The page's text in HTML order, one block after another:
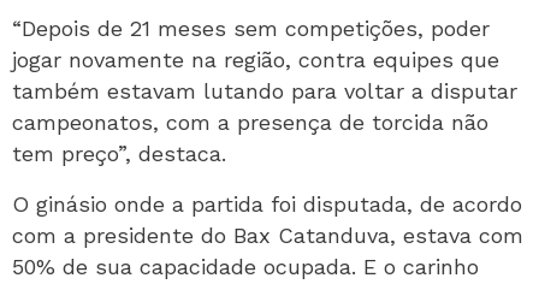
“Depois de 21 meses sem competições, poder
jogar novamente na região, contra equipes que
também estavam lutando para voltar a disputar
campeonatos, com a presença de torcida não
tem preço”, destaca.
O ginásio onde a partida foi disputada, de acordo
com a presidente do Bax Catanduva, estava com
50% de sua capacidade ocupada. E o carinho